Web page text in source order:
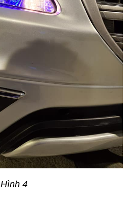
Hình 4